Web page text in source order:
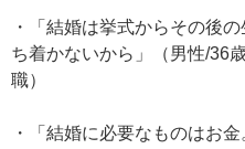
・「結婚は挙式からその後
ち着かないから」（男性/36
職）
・「結婚に必要なものはお